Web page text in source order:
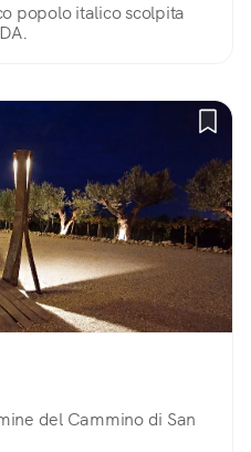
popolo italico scolpita
del Cammino di San